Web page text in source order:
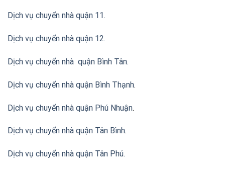
Dịch vụ chuyển nhà quận 11.
Dịch vụ chuyển nhà quận 12.
Dịch vụ chuyển nhà quận Bình Tân.
Dịch vụ chuyển nhà quận Bình Thạnh.
Dịch vụ chuyển nhà quận Phú Nhuận.
Dịch vụ chuyển nhà quận Tân Bình.
Dịch vụ chuyển nhà quận Tân Phú.